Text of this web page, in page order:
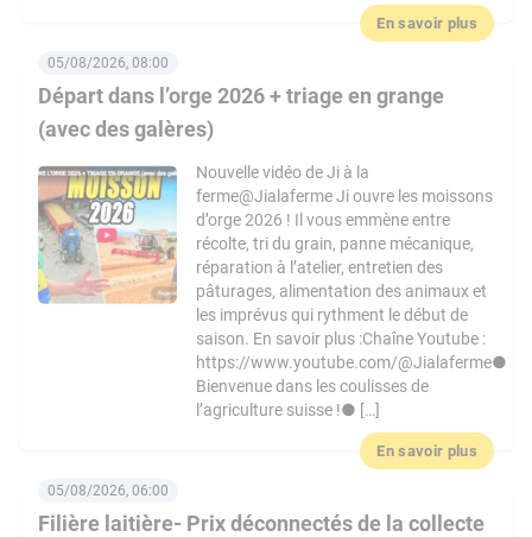
En savoir plus
Départ dans l’orge 2026 + triage en grange
(avec des galères)
05/08/2026, 08:00
Nouvelle vidéo de Ji à la
ferme@Jialaferme Ji ouvre les moissons
d’orge 2026 ! Il vous emmène entre
récolte, tri du grain, panne mécanique,
réparation à l’atelier, entretien des
pâturages, alimentation des animaux et
les imprévus qui rythment le début de
saison. En savoir plus :Chaîne Youtube :
https://www.youtube.com/@Jialaferme●
Bienvenue dans les coulisses de
l’agriculture suisse !● […]
En savoir plus
Filière laitière- Prix déconnectés de la collecte
05/08/2026, 06:00